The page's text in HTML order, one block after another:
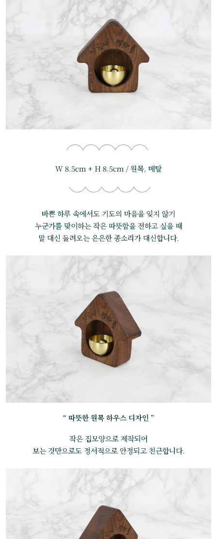
W 8.5cm + H 8.5cm / 원목, 메탈
바쁜 하루 속에서도 기도의 마음을 잊지 않기
누군가를 맞이하는 작은 따뜻함을 전하고 싶을 때
말 대신 들려오는 은은한 종소리가 대신합니다.
“ 따뜻한 원목 하우스 디자인 ”
작은 집모양으로 제작되어
보는 것만으로도 정서적으로 안정되고 친근합니다.